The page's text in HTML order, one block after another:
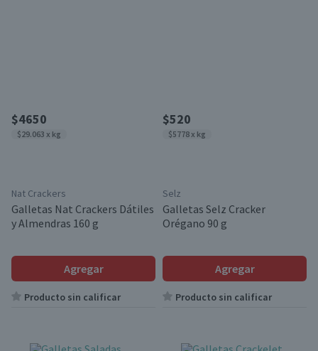
$4650
$29.063 x kg
Nat Crackers
Galletas Nat Crackers Dátiles
y Almendras 160 g
Agregar
Producto sin calificar
$520
$5778 x kg
Selz
Galletas Selz Cracker
Orégano 90 g
Agregar
Producto sin calificar